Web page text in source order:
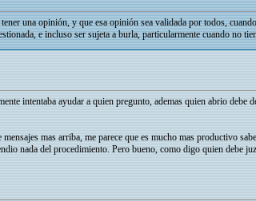
una opinión, y que esa opinión sea validada por todos,
e incluso ser sujeta a burla, particularmente cuando no
intentaba ayudar a quien pregunto, ademas quien abrio
mas arriba, me parece que es mucho mas productivo
nada del procedimiento. Pero bueno, como digo quien debe